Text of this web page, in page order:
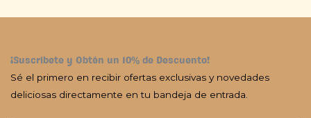
¡Suscríbete y Obtén un 10% de Descuento!
Sé el primero en recibir ofertas exclusivas y novedades
deliciosas directamente en tu bandeja de entrada.